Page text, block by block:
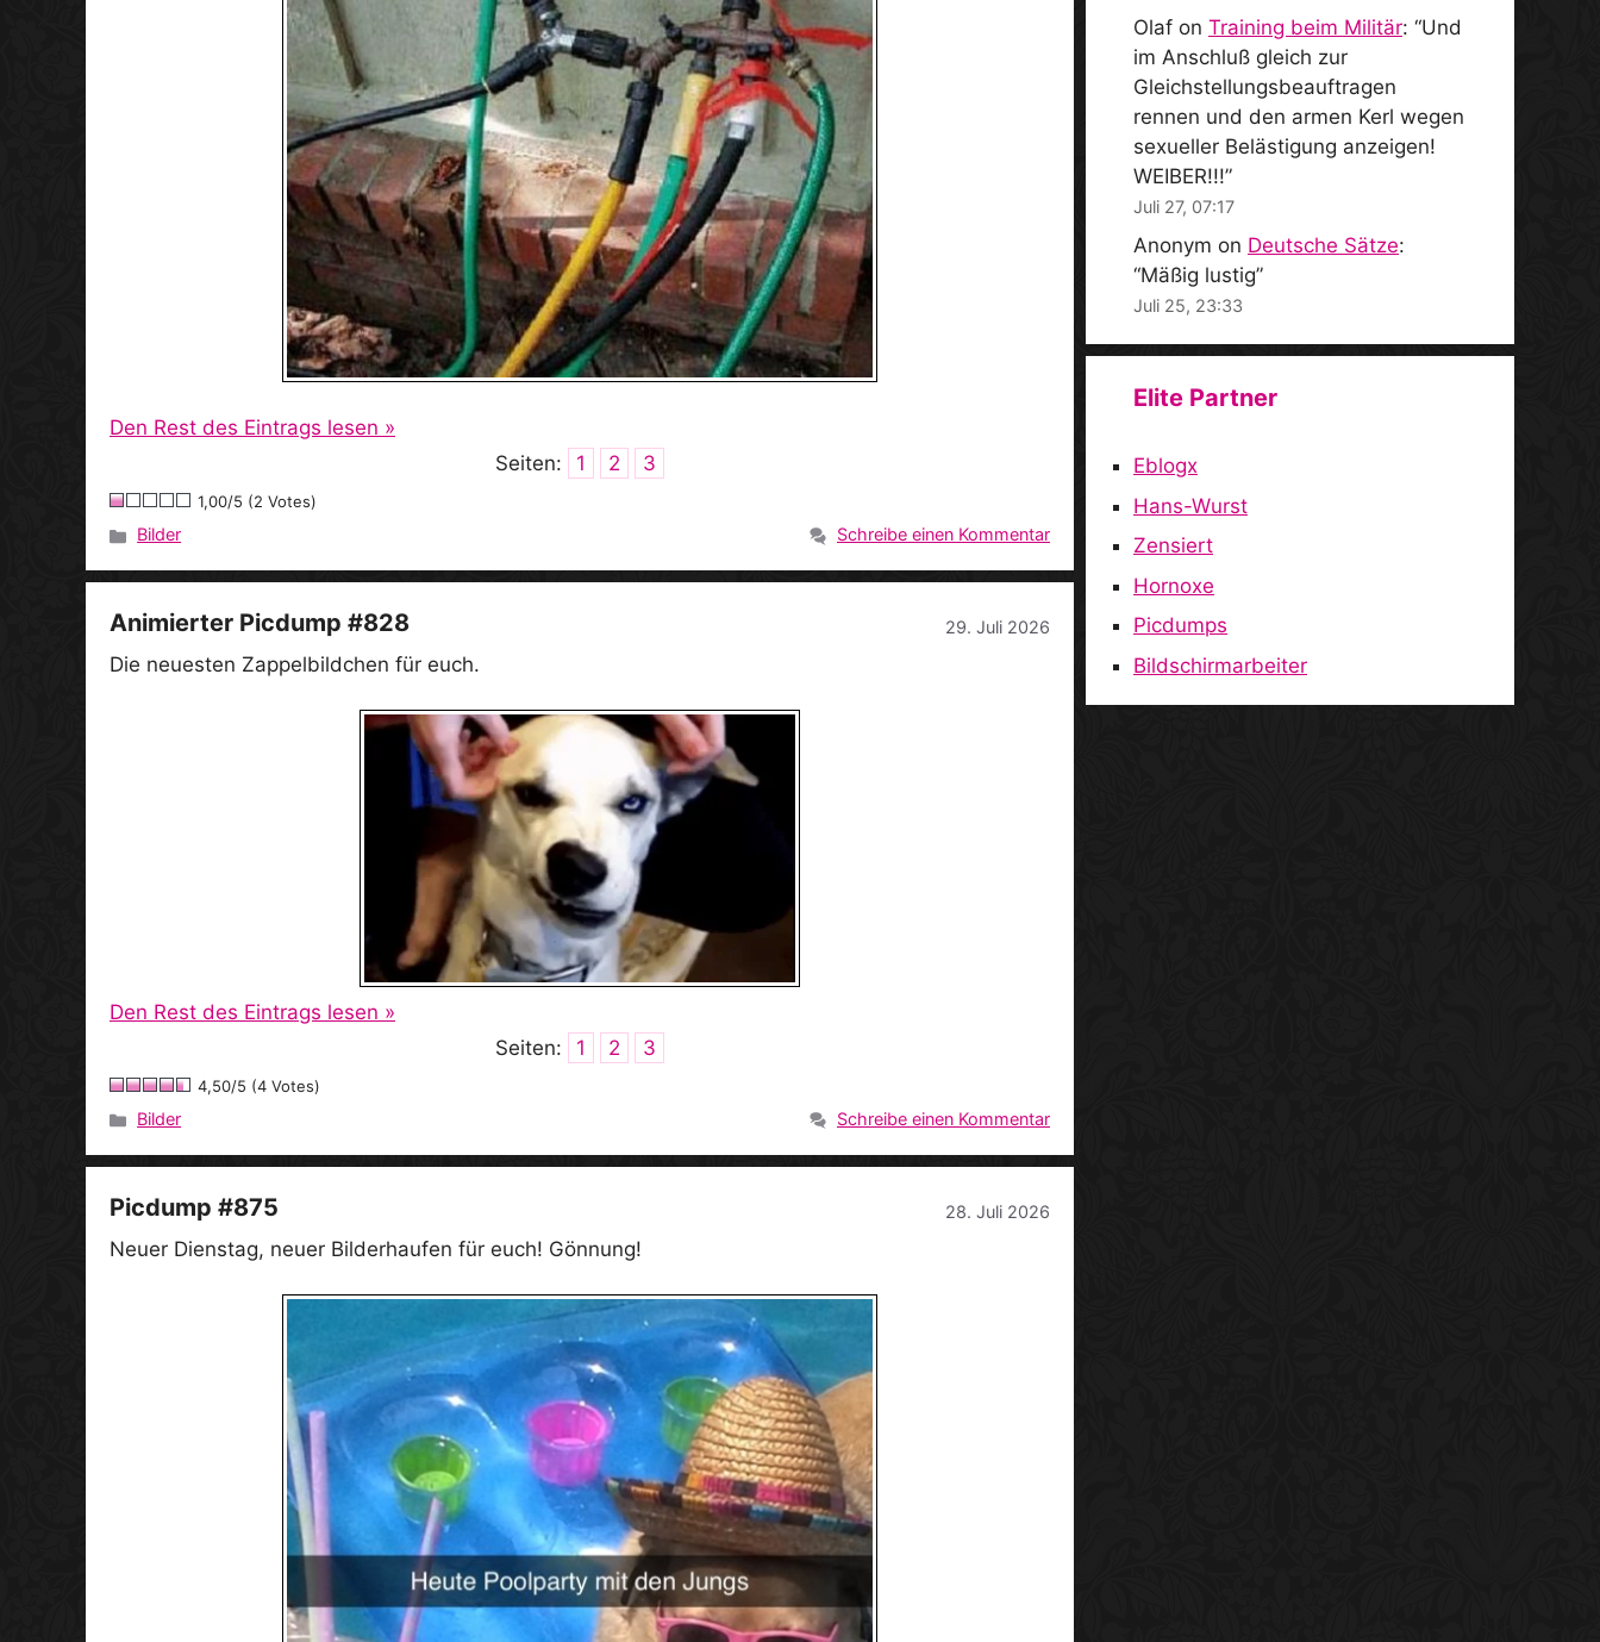
Den Rest des Eintrags lesen »
Seiten:
1 2 3
1,00/5 (2 Votes)
Kategorien
Bilder Schreibe einen Kommentar
Animierter Picdump #828 29. Juli 2026
Die neuesten Zappelbildchen für euch.
Den Rest des Eintrags lesen »
Seiten:
1 2 3
4,50/5 (4 Votes)
Kategorien
Bilder Schreibe einen Kommentar
Picdump #875 28. Juli 2026
Neuer Dienstag, neuer Bilderhaufen für euch! Gönnung!
Olaf on Training beim Militär: “Und
im Anschluß gleich zur
Gleichstellungsbeauftragen
rennen und den armen Kerl wegen
sexueller Belästigung anzeigen!
WEIBER!!!”
Juli 27, 07:17
Anonym on Deutsche Sätze:
“Mäßig lustig”
Juli 25, 23:33
Elite Partner
Eblogx
Hans-Wurst
Zensiert
Hornoxe
Picdumps
Bildschirmarbeiter